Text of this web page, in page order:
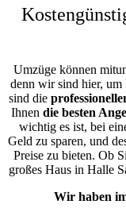
Umzüge können
denn wir sind hier, um
sind die
Ihnen die besten
wichtig es ist, bei
Geld zu sparen, und
Preise zu bieten. Ob
großes Haus in Halle
Wir haben